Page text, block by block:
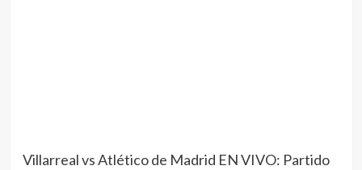
Villarreal vs Atlético de Madrid EN VIVO: Partido